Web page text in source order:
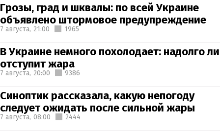
Грозы, град и шквалы: по всей Украине
объявлено штормовое предупреждение
7 августа, 21:00 1965
В Украине немного похолодает: надолго ли
отступит жара
7 августа, 20:00 9386
Синоптик рассказала, какую непогоду
следует ожидать после сильной жары
7 августа, 08:00 2444